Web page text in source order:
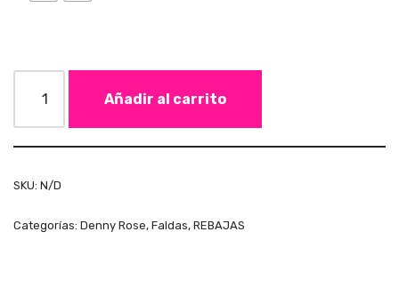
Añadir al carrito
SKU: N/D
Categorías: Denny Rose, Faldas, REBAJAS